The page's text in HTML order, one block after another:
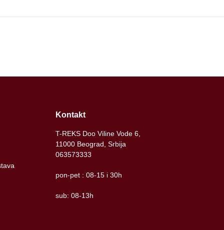
Kontakt
T-REKS Doo Viline Vode 6,
11000 Beograd, Srbija
063573333
pon-pet : 08-15 i 30h
sub: 08-13h